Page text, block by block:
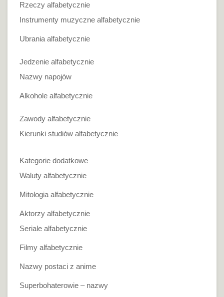
Rzeczy alfabetycznie
Instrumenty muzyczne alfabetycznie
Ubrania alfabetycznie
Jedzenie alfabetycznie
Nazwy napojów
Alkohole alfabetycznie
Zawody alfabetycznie
Kierunki studiów alfabetycznie
Kategorie dodatkowe
Waluty alfabetycznie
Mitologia alfabetycznie
Aktorzy alfabetycznie
Seriale alfabetycznie
Filmy alfabetycznie
Nazwy postaci z anime
Superbohaterowie – nazwy